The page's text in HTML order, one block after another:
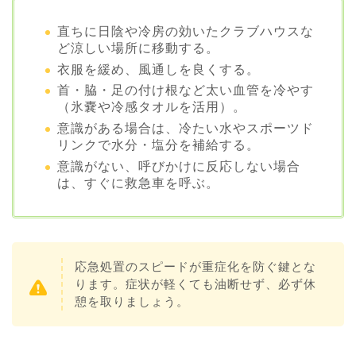
直ちに日陰や冷房の効いたクラブハウスな
ど涼しい場所に移動する。
衣服を緩め、風通しを良くする。
首・脇・足の付け根など太い血管を冷やす
（氷嚢や冷感タオルを活用）。
意識がある場合は、冷たい水やスポーツド
リンクで水分・塩分を補給する。
意識がない、呼びかけに反応しない場合
は、すぐに救急車を呼ぶ。
応急処置のスピードが重症化を防ぐ鍵とな
ります。症状が軽くても油断せず、必ず休
憩を取りましょう。